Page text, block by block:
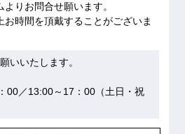
りお問合せ願います。
時間を頂戴することがございま
いいたします。
00／13:00～17：00（土日・祝